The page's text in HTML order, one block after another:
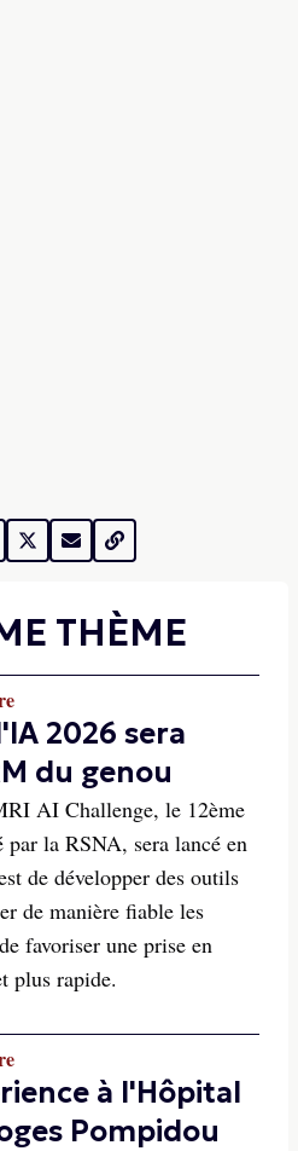
THÈME
2026 sera
du genou
AI Challenge, le 12ème
la RSNA, sera lancé en
de développer des outils
de manière fiable les
favoriser une prise en
plus rapide.
à l'Hôpital
Pompidou